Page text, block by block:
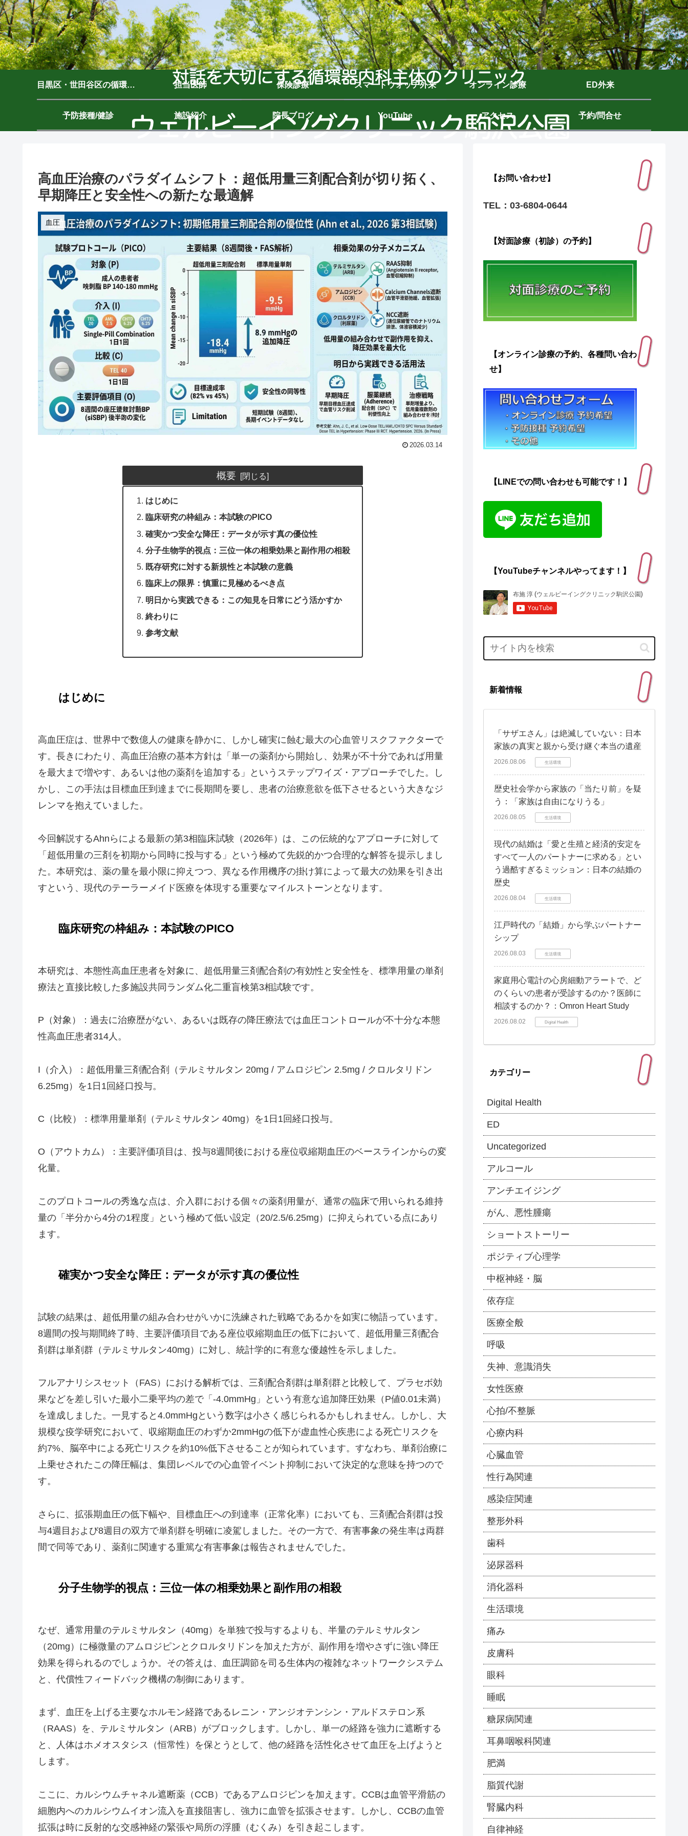
目黒区・世田谷区の循環器内科｜ウェルビーイングクリニック駒沢公園｜駒沢大学駅7分 担当医師 保険診療 スマートウォッチ外来 オンライン診療 ED外来
予防接種/健診 施設紹介 院長ブログ YouTube アクセス 予約/問合せ
高血圧治療のパラダイムシフト：超低用量三剤配合剤が切り拓く、
早期降圧と安全性への新たな最適解
血圧
2026.03.14
概要
はじめに
臨床研究の枠組み：本試験のPICO
確実かつ安全な降圧：データが示す真の優位性
分子生物学的視点：三位一体の相乗効果と副作用の相殺
既存研究に対する新規性と本試験の意義
臨床上の限界：慎重に見極めるべき点
明日から実践できる：この知見を日常にどう活かすか
終わりに
参考文献
はじめに
高血圧症は、世界中で数億人の健康を静かに、しかし確実に蝕む最大の心血管リスクファクターで
す。長きにわたり、高血圧治療の基本方針は「単一の薬剤から開始し、効果が不十分であれば用量
を最大まで増やす、あるいは他の薬剤を追加する」というステップワイズ・アプローチでした。し
かし、この手法は目標血圧到達までに長期間を要し、患者の治療意欲を低下させるという大きなジ
レンマを抱えていました。
今回解説するAhnらによる最新の第3相臨床試験（2026年）は、この伝統的なアプローチに対して
「超低用量の三剤を初期から同時に投与する」という極めて先鋭的かつ合理的な解答を提示しまし
た。本研究は、薬の量を最小限に抑えつつ、異なる作用機序の掛け算によって最大の効果を引き出
すという、現代のテーラーメイド医療を体現する重要なマイルストーンとなります。
臨床研究の枠組み：本試験のPICO
本研究は、本態性高血圧患者を対象に、超低用量三剤配合剤の有効性と安全性を、標準用量の単剤
療法と直接比較した多施設共同ランダム化二重盲検第3相試験です。
P（対象）：過去に治療歴がない、あるいは既存の降圧療法では血圧コントロールが不十分な本態
性高血圧患者314人。
I（介入）：超低用量三剤配合剤（テルミサルタン 20mg / アムロジピン 2.5mg / クロルタリドン
6.25mg）を1日1回経口投与。
C（比較）：標準用量単剤（テルミサルタン 40mg）を1日1回経口投与。
O（アウトカム）：主要評価項目は、投与8週間後における座位収縮期血圧のベースラインからの変
化量。
このプロトコールの秀逸な点は、介入群における個々の薬剤用量が、通常の臨床で用いられる維持
量の「半分から4分の1程度」という極めて低い設定（20/2.5/6.25mg）に抑えられている点にあり
ます。
確実かつ安全な降圧：データが示す真の優位性
試験の結果は、超低用量の組み合わせがいかに洗練された戦略であるかを如実に物語っています。
8週間の投与期間終了時、主要評価項目である座位収縮期血圧の低下において、超低用量三剤配合
剤群は単剤群（テルミサルタン40mg）に対し、統計学的に有意な優越性を示しました。
フルアナリシスセット（FAS）における解析では、三剤配合剤群は単剤群と比較して、プラセボ効
果などを差し引いた最小二乗平均の差で「-4.0mmHg」という有意な追加降圧効果（P値0.01未満）
を達成しました。一見すると4.0mmHgという数字は小さく感じられるかもしれません。しかし、大
規模な疫学研究において、収縮期血圧のわずか2mmHgの低下が虚血性心疾患による死亡リスクを
約7%、脳卒中による死亡リスクを約10%低下させることが知られています。すなわち、単剤治療に
上乗せされたこの降圧幅は、集団レベルでの心血管イベント抑制において決定的な意味を持つので
す。
さらに、拡張期血圧の低下幅や、目標血圧への到達率（正常化率）においても、三剤配合剤群は投
与4週目および8週目の双方で単剤群を明確に凌駕しました。その一方で、有害事象の発生率は両群
間で同等であり、薬剤に関連する重篤な有害事象は報告されませんでした。
分子生物学的視点：三位一体の相乗効果と副作用の相殺
なぜ、通常用量のテルミサルタン（40mg）を単独で投与するよりも、半量のテルミサルタン
（20mg）に極微量のアムロジピンとクロルタリドンを加えた方が、副作用を増やさずに強い降圧
効果を得られるのでしょうか。その答えは、血圧調節を司る生体内の複雑なネットワークシステム
と、代償性フィードバック機構の制御にあります。
まず、血圧を上げる主要なホルモン経路であるレニン・アンジオテンシン・アルドステロン系
（RAAS）を、テルミサルタン（ARB）がブロックします。しかし、単一の経路を強力に遮断する
と、人体はホメオスタシス（恒常性）を保とうとして、他の経路を活性化させて血圧を上げようと
します。
ここに、カルシウムチャネル遮断薬（CCB）であるアムロジピンを加えます。CCBは血管平滑筋の
細胞内へのカルシウムイオン流入を直接阻害し、強力に血管を拡張させます。しかし、CCBの血管
拡張は時に反射的な交感神経の緊張や局所の浮腫（むくみ）を引き起こします。
【お問い合わせ】
TEL：03-6804-0644
【対面診療（初診）の予約】
【オンライン診療の予約、各種問い合わ
せ】
【LINEでの問い合わせも可能です！】
【YouTubeチャンネルやってます！】
新着情報
「サザエさん」は絶滅していない：日本
家族の真実と親から受け継ぐ本当の遺産
2026.08.06 生活環境
歴史社会学から家族の「当たり前」を疑
う：「家族は自由になりうる」
2026.08.05 生活環境
現代の結婚は「愛と生殖と経済的安定を
すべて一人のパートナーに求める」とい
う過酷すぎるミッション：日本の結婚の
歴史
2026.08.04 生活環境
江戸時代の「結婚」から学ぶパートナー
シップ
2026.08.03 生活環境
家庭用心電計の心房細動アラートで、ど
のくらいの患者が受診するのか？医師に
相談するのか？：Omron Heart Study
2026.08.02 Digital Health
カテゴリー
Digital Health
ED
Uncategorized
アルコール
アンチエイジング
がん、悪性腫瘍
ショートストーリー
ポジティブ心理学
中枢神経・脳
依存症
医療全般
呼吸
失神、意識消失
女性医療
心拍/不整脈
心療内科
心臓血管
性行為関連
感染症関連
整形外科
歯科
泌尿器科
消化器科
生活環境
痛み
皮膚科
眼科
睡眠
糖尿病関連
耳鼻咽喉科関連
肥満
脂質代謝
腎臓内科
自律神経